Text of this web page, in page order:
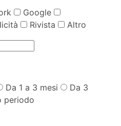
Google
Rivista Altro
Da 1 a 3 mesi
Da 3
periodo